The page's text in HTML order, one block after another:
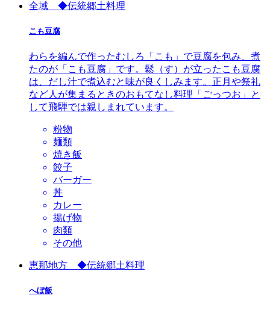
全域 ◆伝統郷土料理
こも豆腐
わらを編んで作ったむしろ「こも」で豆腐を包み、煮
たのが「こも豆腐」です。鬆（す）が立ったこも豆腐
は、だし汁で煮込むと味が良くしみます。正月や祭礼
など人が集まるときのおもてなし料理「ごっつお」と
して飛騨では親しまれています。
粉物
麺類
焼き飯
餃子
バーガー
丼
カレー
揚げ物
肉類
その他
恵那地方 ◆伝統郷土料理
へぼ飯